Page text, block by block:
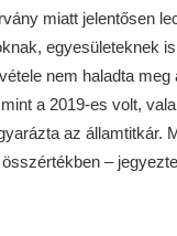
miatt jelentősen
egyesületeknek
nem haladta
a 2019-es volt,
az államtitkár.
–